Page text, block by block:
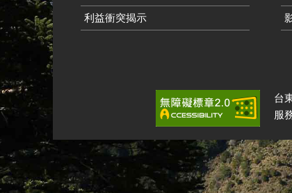
利益衝突揭示
台
服